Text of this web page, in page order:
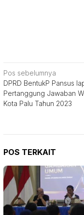
Navigasi
pos
Pos sebelumnya
DPRD BentukP Pansus
Pertanggung Jawaban
Kota Palu Tahun 2023
POS TERKAIT